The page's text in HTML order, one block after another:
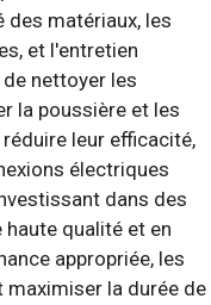
matériaux, les
et l'entretien
nettoyer les
la poussière et les
leur efficacité,
électriques
dans des
haute qualité et en
appropriée, les
maximiser la durée de